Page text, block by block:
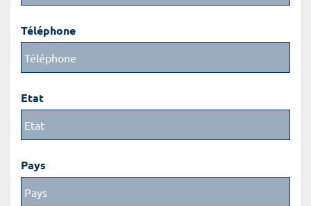
Téléphone
Etat
Pays